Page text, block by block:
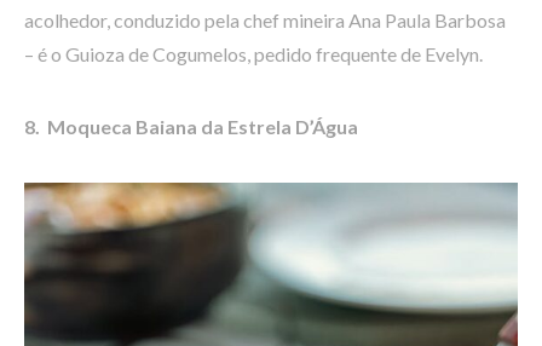
acolhedor, conduzido pela chef mineira Ana Paula Barbosa
– é o Guioza de Cogumelos, pedido frequente de Evelyn.
8. Moqueca Baiana da Estrela D’Água